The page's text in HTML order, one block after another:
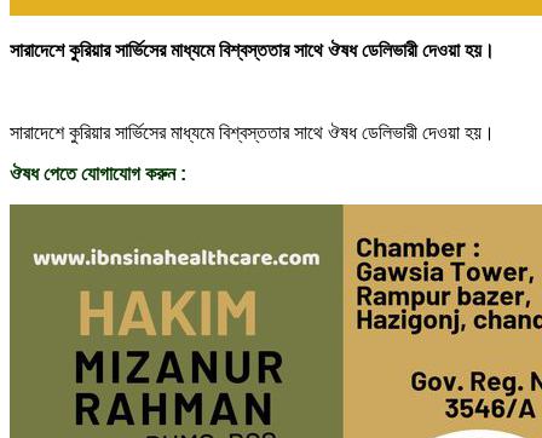
সারাদেশে কুরিয়ার সার্ভিসের মাধ্যমে বিশ্বস্ততার সাথে ঔষধ ডেলিভারী দেওয়া হয়।
সারাদেশে কুরিয়ার সার্ভিসের মাধ্যমে বিশ্বস্ততার সাথে ঔষধ ডেলিভারী দেওয়া হয়।
ঔষধ পেতে যোগাযোগ করুন :